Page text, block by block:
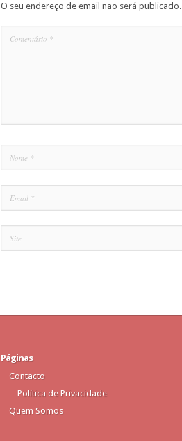
O seu endereço de email não será publicado.
Páginas
Contacto
Política de Privacidade
Quem Somos